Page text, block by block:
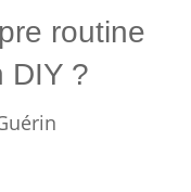
routine
DIY ?